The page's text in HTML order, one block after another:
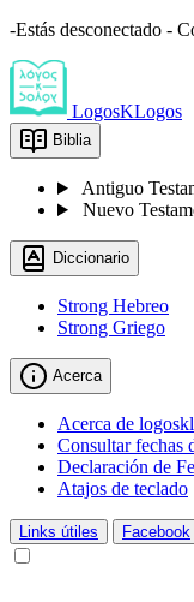
-Estás desconectado -
LogosKLogos
Biblia
Antiguo
Nuevo
Diccionario
Strong Hebreo
Strong Griego
Acerca
Acerca de
Consultar fechas
Declaración de Fe
Atajos de teclado
Links útiles Facebook